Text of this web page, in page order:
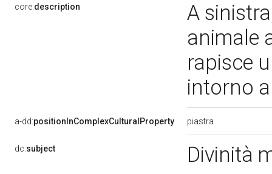
core:description
A
animale
rapisce
intorno
a-dd:positionInComplexCulturalProperty piastra
dc:subject Divinità